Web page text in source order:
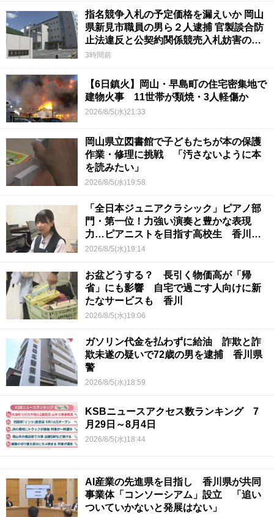
指名競争入札の予定価格を漏えいか 岡山
県新見市職員の男ら２人逮捕 官製談合防
止法違反と公契約関係競売入札妨害の疑
い
3時間前
【6日鎮火】岡山・早島町の住宅密集地で
建物火事 11世帯が類焼・3人軽傷か
2026/8/5(水)21:33
岡山県立図書館で子どもたちが本の保護
作業・修理に挑戦 「汚さないように本
を読みたい」
2026/8/5(水)19:58
「全日本ジュニアクラシック」ピアノ部
門・第一位！力強い演奏と豊かな表現
力…ピアニストを目指す高校生 香川
【青春のキセキ】
2026/8/5(水)19:14
お盆どうする？ 長引く物価高が「帰
省」にも影響 自宅で過ごす人向けに新
たなサービスも 香川
2026/8/5(水)19:06
ガソリン代金を払わずに給油 詐欺と詐
欺未遂の疑いで72歳の男を逮捕 香川県
警
2026/8/5(水)18:59
KSBニュースアクセス数ランキング 7
月29日～8月4日
2026/8/5(水)18:44
AI産業の先進県を目指し 香川県が共同
事業体「コンソーシアム」設立 「追い
ついていかないと発展はない」